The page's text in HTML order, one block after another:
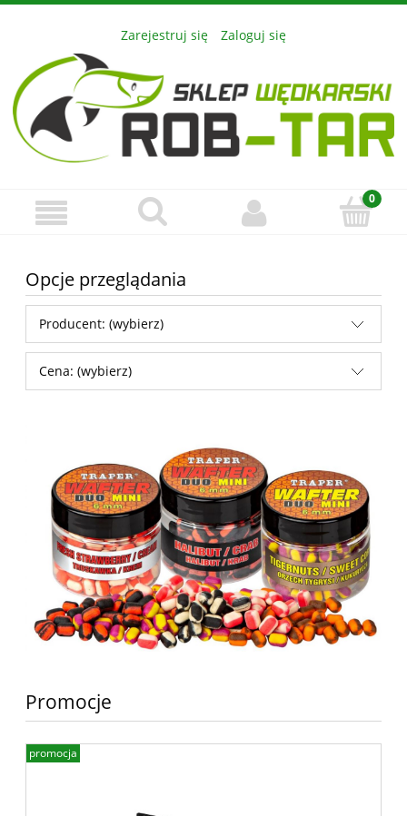
Zarejestruj się Zaloguj się
Opcje przeglądania
Producent: (wybierz)
Cena: (wybierz)
Promocje
promocja